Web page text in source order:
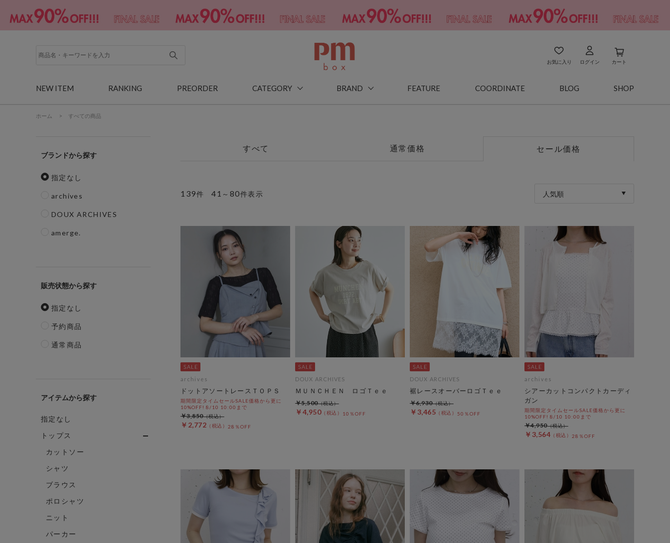
お気に入り ログイン カート
NEW ITEM RANKING PREORDER CATEGORY BRAND FEATURE COORDINATE BLOG SHOP
ホーム > すべての商品
ブランド
指定なし
archives
DOUX ARCHIVES
amerge.
販売状態
指定なし
予約商品
通常商品
アイテム
指定なし
トップス
カットソー
シャツ
ブラウス
ポロシャツ
ニット
パーカー
すべて 通常価格 セール価格
139件 41 ～ 80件表示 人気順
archives
ドットアソートレースＴＯＰＳ
期間限定タイムセールSALE価格から更に
10%OFF! 8/10 10:00まで
￥2,772 28％OFF
￥3,850
DOUX ARCHIVES
ＭＵＮＣＨＥＮ ロゴＴｅｅ
￥4,950 10％OFF
￥5,500
DOUX ARCHIVES
裾レースオーバーロゴＴｅｅ
￥3,465 50％OFF
￥6,930
archives
シアーカットコンパクトカーディ
ガン
期間限定タイムセールSALE価格から更に
10%OFF! 8/10 10:00まで
￥3,564 28％OFF
￥4,950